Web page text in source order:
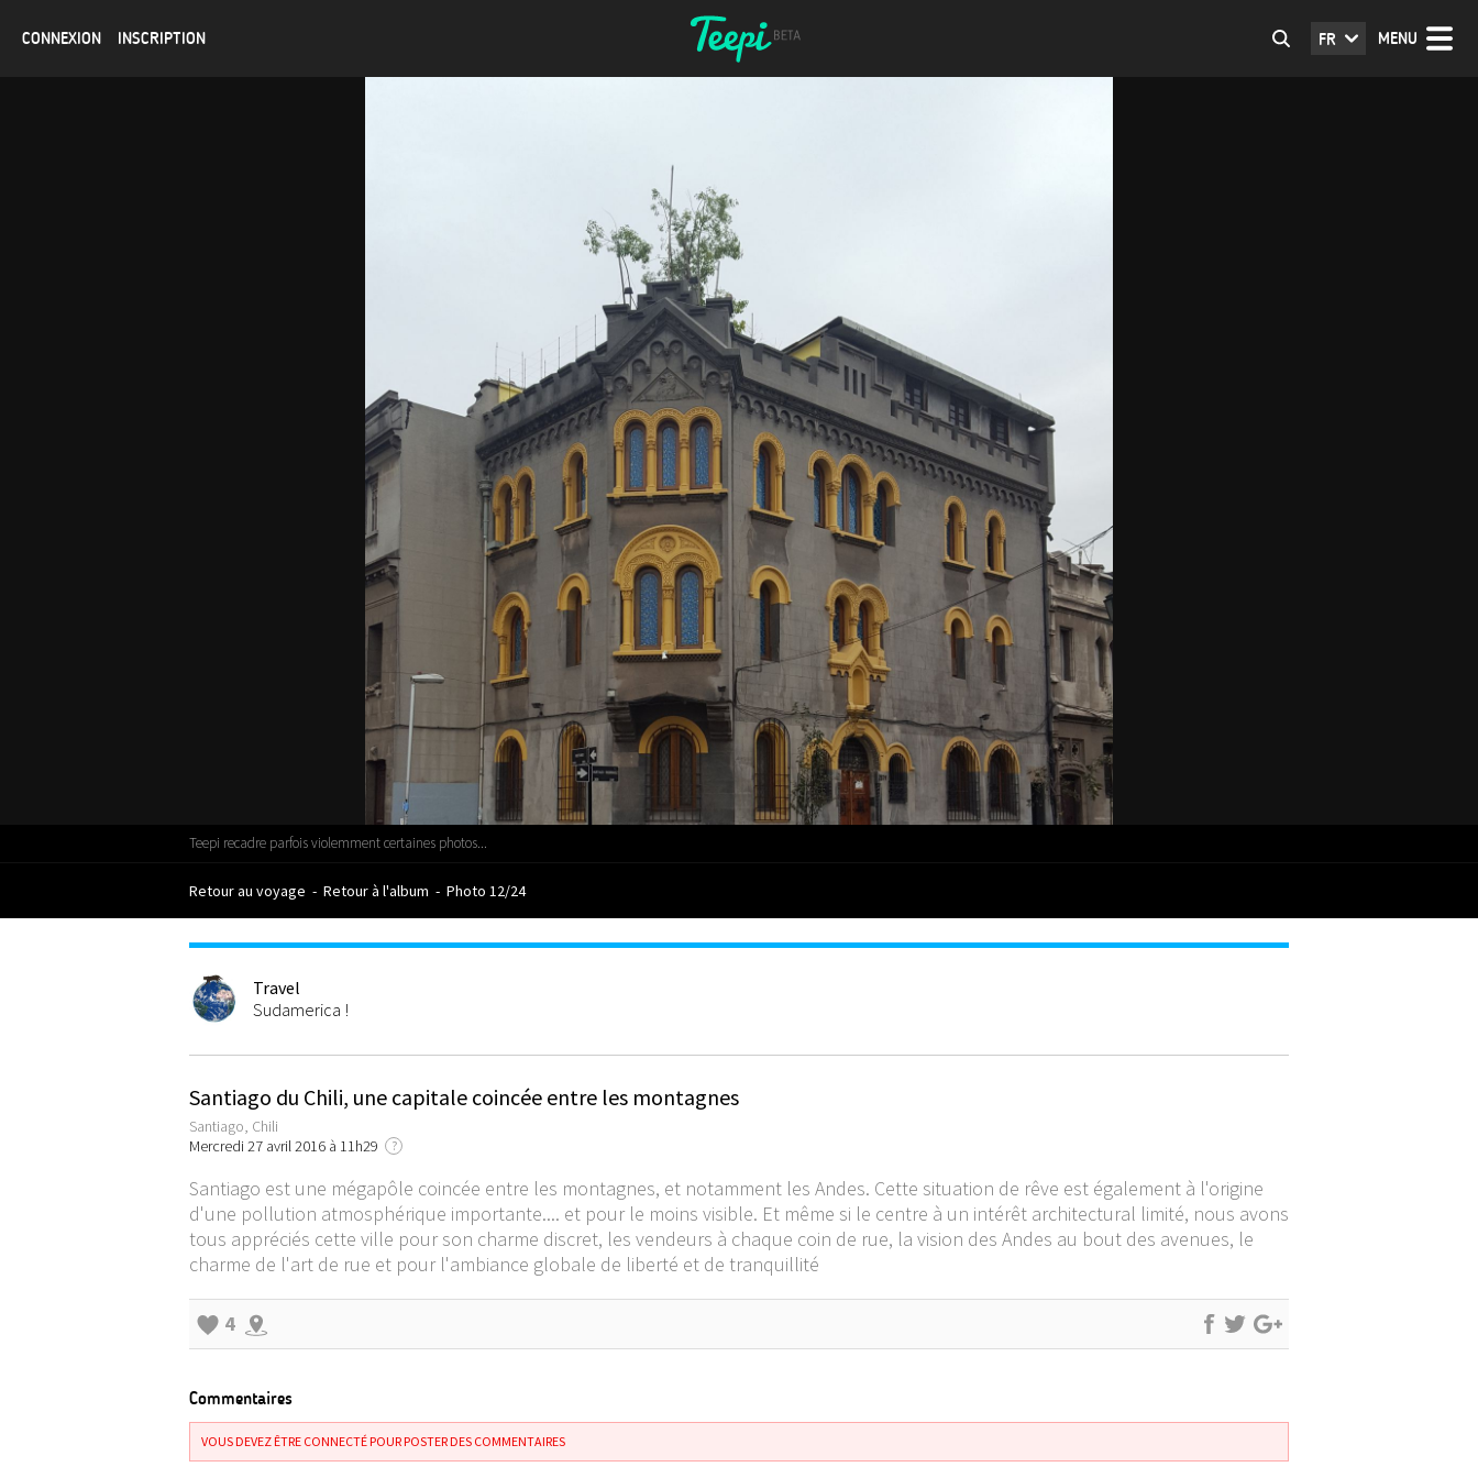
CONNEXION INSCRIPTION MENU
FR
Teepi recadre parfois violemment certaines photos...
Retour au voyage - Retour à l'album - Photo 12/24
Travel
Sudamerica !
Santiago du Chili, une capitale coincée entre les montagnes
Santiago, Chili
Mercredi 27 avril 2016 à 11h29
?
Santiago est une mégapôle coincée entre les montagnes, et notamment les Andes. Cette situation de rêve est également à l'origine
d'une pollution atmosphérique importante.... et pour le moins visible. Et même si le centre à un intérêt architectural limité, nous avons
tous appréciés cette ville pour son charme discret, les vendeurs à chaque coin de rue, la vision des Andes au bout des avenues, le
charme de l'art de rue et pour l'ambiance globale de liberté et de tranquillité
4
Commentaires
VOUS DEVEZ ÊTRE CONNECTÉ POUR POSTER DES COMMENTAIRES